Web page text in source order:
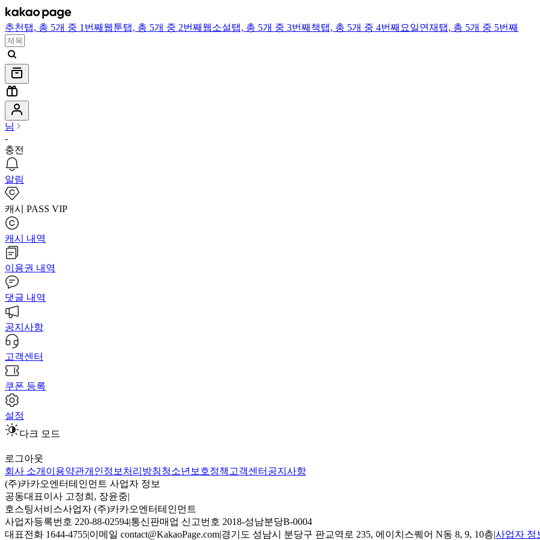
추천 탭, 총 5개 중 1번째 웹툰탭, 총 5개 중 2번째 웹소설탭, 총 5개 중 3번째 책탭, 총 5개 중 4번째 요일연재 탭, 총 5개 중 5번째
님
-
충전
알림
캐시 PASS VIP
캐시 내역
이용권 내역
댓글 내역
공지사항
고객센터
쿠폰 등록
설정
다크 모드
로그아웃
회사 소개 이용약관개인정보처리방침청소년보호정책 고객센터 공지사항
(주)카카오엔터테인먼트 사업자 정보
공동대표이사 고정희, 장윤중|
호스팅서비스사업자 (주)카카오엔터테인먼트
사업자등록번호 220-88-02594|통신판매업 신고번호 2018-성남분당B-0004
대표전화 1644-4755|이메일 contact@KakaoPage.com|경기도 성남시 분당구 판교역로 235, 에이치스퀘어 N동 8, 9, 10층|사업자 정